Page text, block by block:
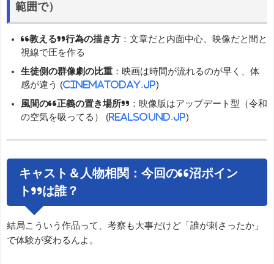
範囲で）
“教える”行為の描き方：文章だと内面中心、映像だと間と
視線で圧を作る
生徒側の群像劇の比重：映画は時間が流れるのが早く、体
感が違う (cinematoday.jp)
風間の“正義の置き場所” ：映像版はアップデート型（令和
の空気を吸ってる） (realsound.jp)
キャスト＆人物相関：今回の“沼ポイン
ト”は誰？
結局こういう作品って、考察も大事だけど「誰が刺さったか」
で体験が変わるんよ。